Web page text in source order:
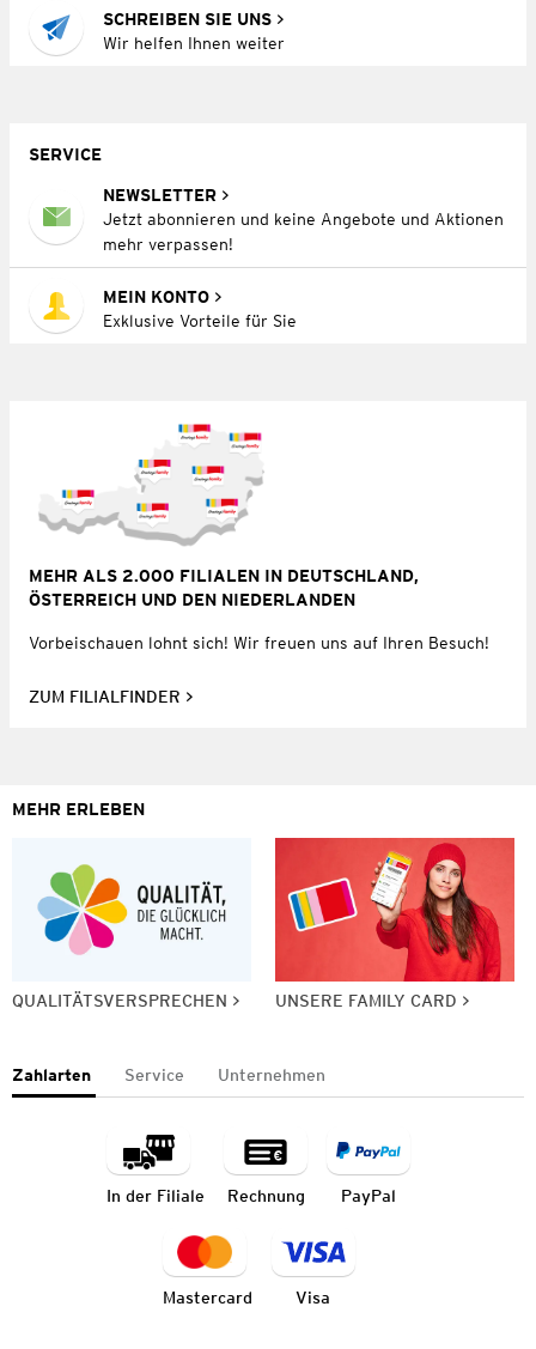
SCHREIBEN SIE UNS
Wir helfen Ihnen weiter
SERVICE
NEWSLETTER
Jetzt abonnieren und keine Angebote und Aktionen
mehr verpassen!
MEIN KONTO
Exklusive Vorteile für Sie
MEHR ALS 2.000 FILIALEN IN DEUTSCHLAND,
ÖSTERREICH UND DEN NIEDERLANDEN
Vorbeischauen lohnt sich! Wir freuen uns auf Ihren Besuch!
ZUM FILIALFINDER
MEHR ERLEBEN
QUALITÄTSVERSPRECHEN UNSERE FAMILY CARD
Zahlarten Service Unternehmen
In der Filiale Rechnung PayPal
Mastercard Visa